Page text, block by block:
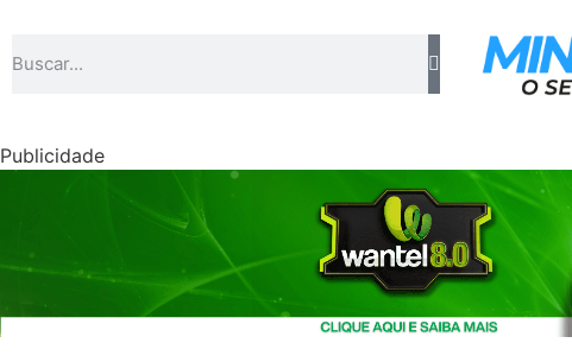
Publicidade